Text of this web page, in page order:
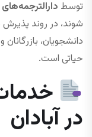
توسط
شوند، در روند
دانشجویان،
حیاتی است.
در آبادان